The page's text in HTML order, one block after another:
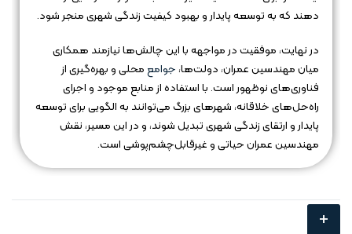
دهند که به توسعه پایدار و بهبود کیفیت زندگی شهری منجر شود.
در نهایت، موفقیت در مواجهه با این چالش‌ها نیازمند همکاری
میان مهندسین عمران، دولت‌ها، جوامعمحلی و بهره‌گیری از
فناوری‌های نوظهور است. با استفاده از منابع موجود و اجرای
راه‌حل‌های خلاقانه، شهرهای بزرگ می‌توانند به الگویی برای توسعه
پایدار و ارتقای زندگی شهری تبدیل شوند، و در این مسیر، نقش
مهندسین عمران حیاتی و غیرقابل‌چشم‌پوشی است.
+